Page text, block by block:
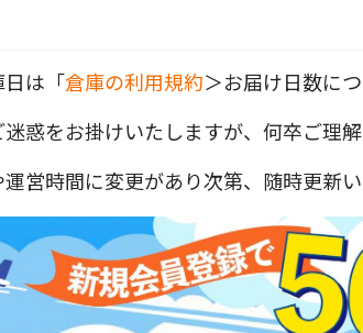
日は「倉庫の利用規約＞お届け日数に
惑をお掛けいたしますが、何卒ご理
営時間に変更があり次第、随時更新い